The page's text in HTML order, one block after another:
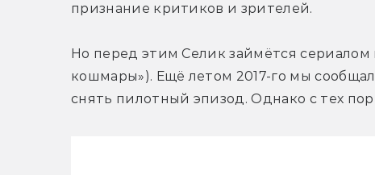
признание критиков и зрителей.
Но перед этим Селик займётся
кошмары»). Ещё летом 2017-го мы
снять пилотный эпизод. Однако с тех